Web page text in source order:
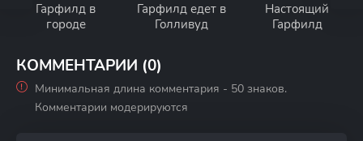
Гарфилд в
городе
Гарфилд едет в
Голливуд
Настоящий
Гарфилд
КОММЕНТАРИИ (0)
Минимальная длина комментария - 50 знаков.
Комментарии модерируются